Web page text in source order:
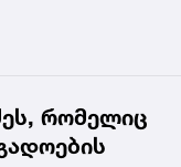
რომელიც